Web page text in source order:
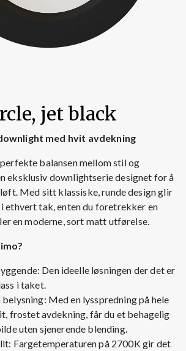
jet black
med hvit avdekning
balansen mellom stil og
eksklusiv downlightserie designet for å
Med sitt klassiske, runde design glir
ethvert tak, enten du foretrekker en
en moderne, sort matt utførelse.
Den ideelle løsningen der det er
i taket.
Med en lysspredning på hele
frostet avdekning, får du et behagelig
uten sjenerende blending.
Fargetemperaturen på 2700K gir det